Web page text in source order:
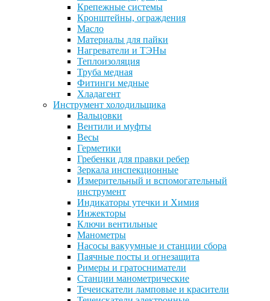
Крепежные системы
Кронштейны, ограждения
Масло
Материалы для пайки
Нагреватели и ТЭНы
Теплоизоляция
Труба медная
Фитинги медные
Хладагент
Инструмент холодильщика
Вальцовки
Вентили и муфты
Весы
Герметики
Гребенки для правки ребер
Зеркала инспекционные
Измерительный и вспомогательный
инструмент
Индикаторы утечки и Химия
Инжекторы
Ключи вентильные
Манометры
Насосы вакуумные и станции сбора
Паячные посты и огнезащита
Римеры и гратосниматели
Станции манометрические
Течеискатели ламповые и красители